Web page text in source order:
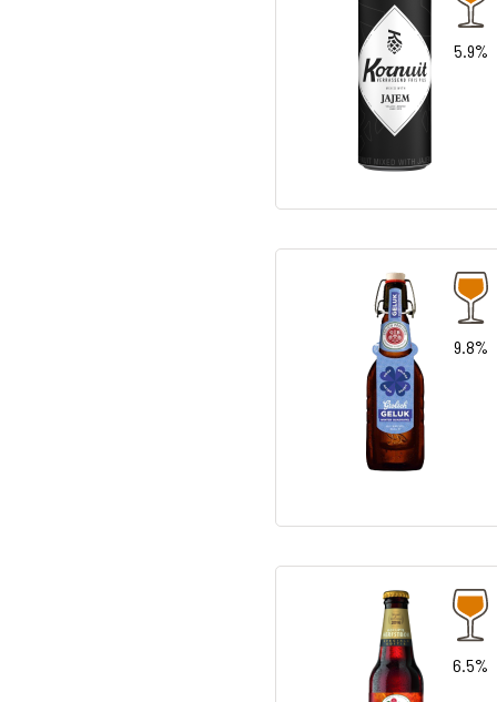
5.9%
9.8%
6.5%